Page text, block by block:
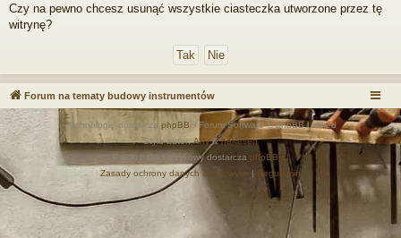
ę
Czy na pewno chcesz usunąć wszystkie ciasteczka utworzone przez tę
witrynę?
Forum na tematy budowy instrumentów
Technologię dostarcza phpBB ® Forum Software © phpBB Limited
Style autor:Arty&halilesen
Polski pakiet językowy dostarcza
phpBB.pl
Zasady ochrony danych osobowych
| Regulamin